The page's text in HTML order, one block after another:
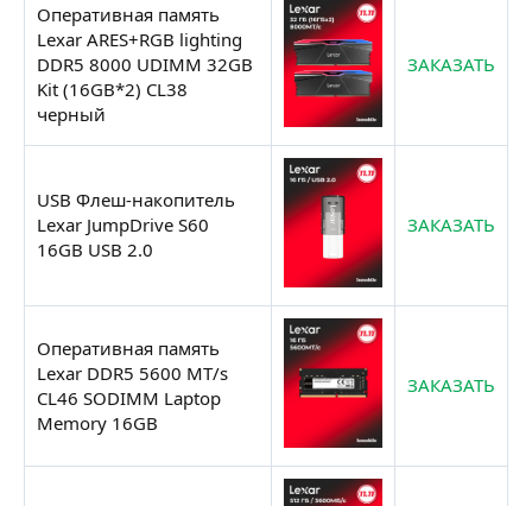
Оперативная память
Lexar ARES+RGB lighting
DDR5 8000 UDIMM 32GB
Kit (16GB*2) CL38
черный
ЗАКАЗАТЬ
USB Флеш-накопитель
Lexar JumpDrive S60
16GB USB 2.0
ЗАКАЗАТЬ
Оперативная память
Lexar DDR5 5600 MT/s
CL46 SODIMM Laptop
Memory 16GB
ЗАКАЗАТЬ